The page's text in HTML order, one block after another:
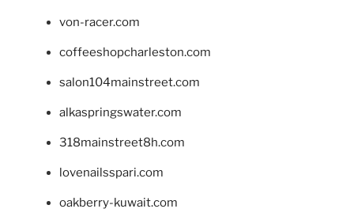
von-racer.com
coffeeshopcharleston.com
salon104mainstreet.com
alkaspringswater.com
318mainstreet8h.com
lovenailsspari.com
oakberry-kuwait.com